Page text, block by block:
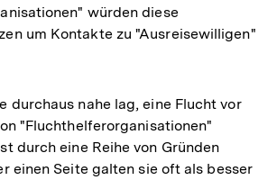
würden diese
um Kontakte zu "Ausreisewilligen"
durchaus nahe lag, eine Flucht vor
"Fluchthelferorganisationen"
durch eine Reihe von Gründen
einen Seite galten sie oft als besser